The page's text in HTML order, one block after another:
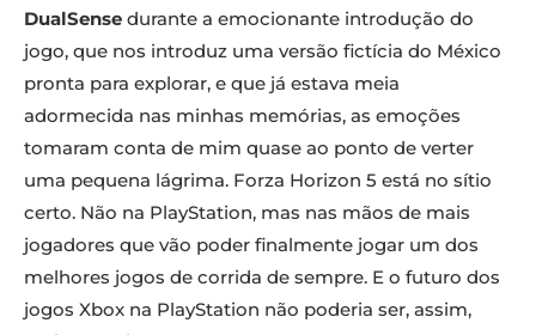
DualSense durante a emocionante introdução do
jogo, que nos introduz uma versão fictícia do México
pronta para explorar, e que já estava meia
adormecida nas minhas memórias, as emoções
tomaram conta de mim quase ao ponto de verter
uma pequena lágrima. Forza Horizon 5 está no sítio
certo. Não na PlayStation, mas nas mãos de mais
jogadores que vão poder finalmente jogar um dos
melhores jogos de corrida de sempre. E o futuro dos
jogos Xbox na PlayStation não poderia ser, assim,